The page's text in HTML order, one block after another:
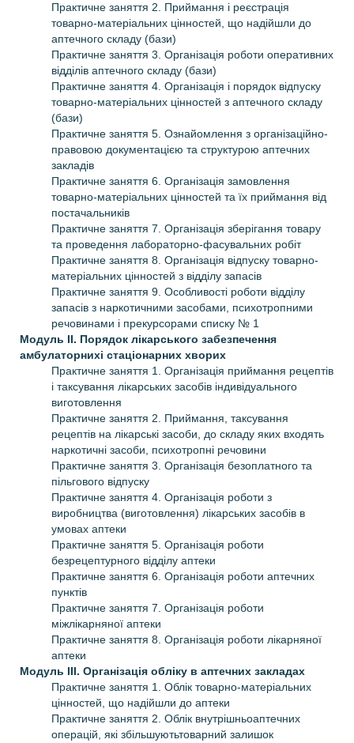
Практичне заняття 2. Приймання і реєстрація
товарно-матеріальних цінностей, що надійшли до
аптечного складу (бази)
Практичне заняття 3. Організація роботи оперативних
відділів аптечного складу (бази)
Практичне заняття 4. Організація і порядок відпуску
товарно-матеріальних цінностей з аптечного складу
(бази)
Практичне заняття 5. Ознайомлення з організаційно-
правовою документацією та структурою аптечних
закладів
Практичне заняття 6. Організація замовлення
товарно-матеріальних цінностей та їх приймання від
постачальників
Практичне заняття 7. Організація зберігання товару
та проведення лабораторно-фасувальних робіт
Практичне заняття 8. Організація відпуску товарно-
матеріальних цінностей з відділу запасів
Практичне заняття 9. Особливості роботи відділу
запасів з наркотичними засобами, психотропними
речовинами і прекурсорами списку № 1
Модуль ІІ. Порядок лікарського забезпечення
амбулаторнихі стаціонарних хворих
Практичне заняття 1. Організація приймання рецептів
і таксування лікарських засобів індивідуального
виготовлення
Практичне заняття 2. Приймання, таксування
рецептів на лікарські засоби, до складу яких входять
наркотичні засоби, психотропні речовини
Практичне заняття 3. Організація безоплатного та
пільгового відпуску
Практичне заняття 4. Організація роботи з
виробництва (виготовлення) лікарських засобів в
умовах аптеки
Практичне заняття 5. Організація роботи
безрецептурного відділу аптеки
Практичне заняття 6. Організація роботи аптечних
пунктів
Практичне заняття 7. Організація роботи
міжлікарняної аптеки
Практичне заняття 8. Організація роботи лікарняної
аптеки
Модуль ІІІ. Організація обліку в аптечних закладах
Практичне заняття 1. Облік товарно-матеріальних
цінностей, що надійшли до аптеки
Практичне заняття 2. Облік внутрішньоаптечних
операцій, які збільшуютьтоварний залишок